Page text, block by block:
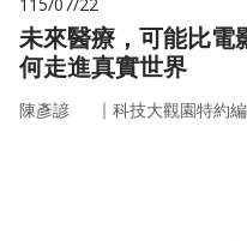
未來醫療，可能比電
何走進真實世界
陳彥諺 ｜ 科技大觀園特約